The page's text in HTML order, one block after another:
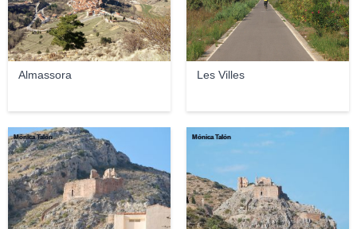
Almassora Les Villes
Mónica Talón Mónica Talón